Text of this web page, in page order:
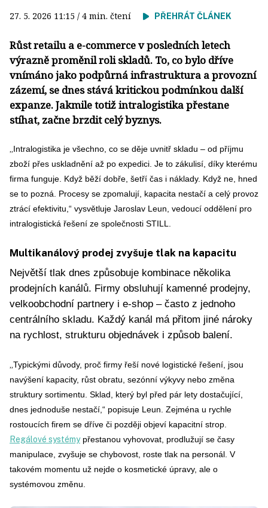
27. 5. 2026 11:15 / 4 min. čtení PŘEHRÁT ČLÁNEK
Růst retailu a e-commerce v posledních letech
výrazně proměnil roli skladů. To, co bylo dříve
vnímáno jako podpůrná infrastruktura a provozní
zázemí, se dnes stává kritickou podmínkou další
expanze. Jakmile totiž intralogistika přestane
stíhat, začne brzdit celý byznys.
„Intralogistika je všechno, co se děje uvnitř skladu – od příjmu
zboží přes uskladnění až po expedici. Je to zákulisí, díky kterému
firma funguje. Když běží dobře, šetří čas i náklady. Když ne, hned
se to pozná. Procesy se zpomalují, kapacita nestačí a celý provoz
ztrácí efektivitu,“ vysvětluje Jaroslav Leun, vedoucí oddělení pro
intralogistická řešení ze společnosti STILL.
Multikanálový prodej zvyšuje tlak na kapacitu
Největší tlak dnes způsobuje kombinace několika
prodejních kanálů. Firmy obsluhují kamenné prodejny,
velkoobchodní partnery i e-shop – často z jednoho
centrálního skladu. Každý kanál má přitom jiné nároky
na rychlost, strukturu objednávek i způsob balení.
„Typickými důvody, proč firmy řeší nové logistické řešení, jsou
navýšení kapacity, růst obratu, sezónní výkyvy nebo změna
struktury sortimentu. Sklad, který byl před pár lety dostačující,
dnes jednoduše nestačí,“ popisuje Leun. Zejména u rychle
rostoucích firem se dříve či později objeví kapacitní strop.
Regálové systémypřestanou vyhovovat, prodlužují se časy
manipulace, zvyšuje se chybovost, roste tlak na personál. V
takovém momentu už nejde o kosmetické úpravy, ale o
systémovou změnu.